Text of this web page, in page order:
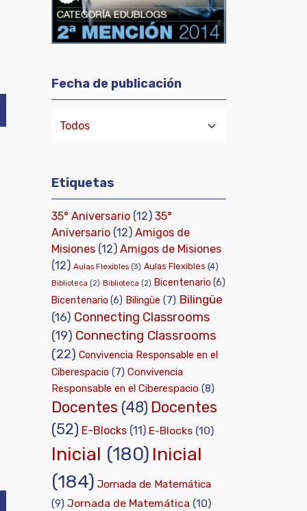
Fecha de publicación
Etiquetas
35° Aniversario (12) 35°
Aniversario (12) Amigos de
Misiones (12) Amigos de Misiones
(12) Aulas Flexibles (3) Aulas Flexibles (4)
Biblioteca (2) Biblioteca (2) Bicentenario (6)
Bicentenario (6) Bilingüe (7) Bilingüe
(16) Connecting Classrooms
(19) Connecting Classrooms
(22) Convivencia Responsable en el
Ciberespacio (7) Convivencia
Responsable en el Ciberespacio (8)
Docentes (48) Docentes
(52) E-Blocks (11) E-Blocks (10)
Inicial (180) Inicial
(184) Jornada de Matemática
(9) Jornada de Matemática (10)